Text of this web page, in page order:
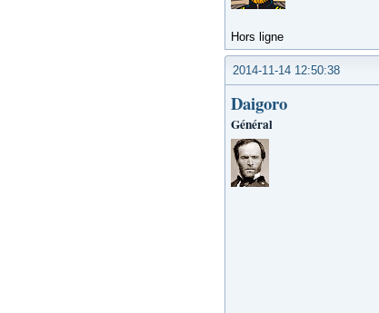
Hors ligne
2014-11-14 12:50:38
Daigoro
Général